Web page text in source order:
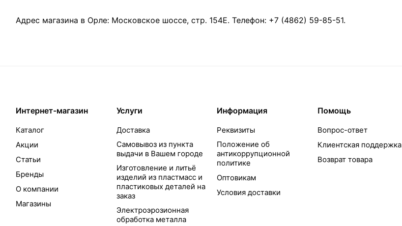
Адрес магазина в Орле: Московское шоссе, стр. 154Е. Телефон: +7 (4862) 59-85-51.
Интернет-магазин
Каталог
Акции
Статьи
Бренды
О компании
Магазины
Услуги
Доставка
Самовывоз из пункта
выдачи в Вашем городе
Изготовление и литьё
изделий из пластмасс и
пластиковых деталей на
заказ
Электроэрозионная
обработка металла
Информация
Реквизиты
Положение об
антикоррупционной
политике
Оптовикам
Условия доставки
Помощь
Вопрос-ответ
Клиентская поддержка
Возврат товара